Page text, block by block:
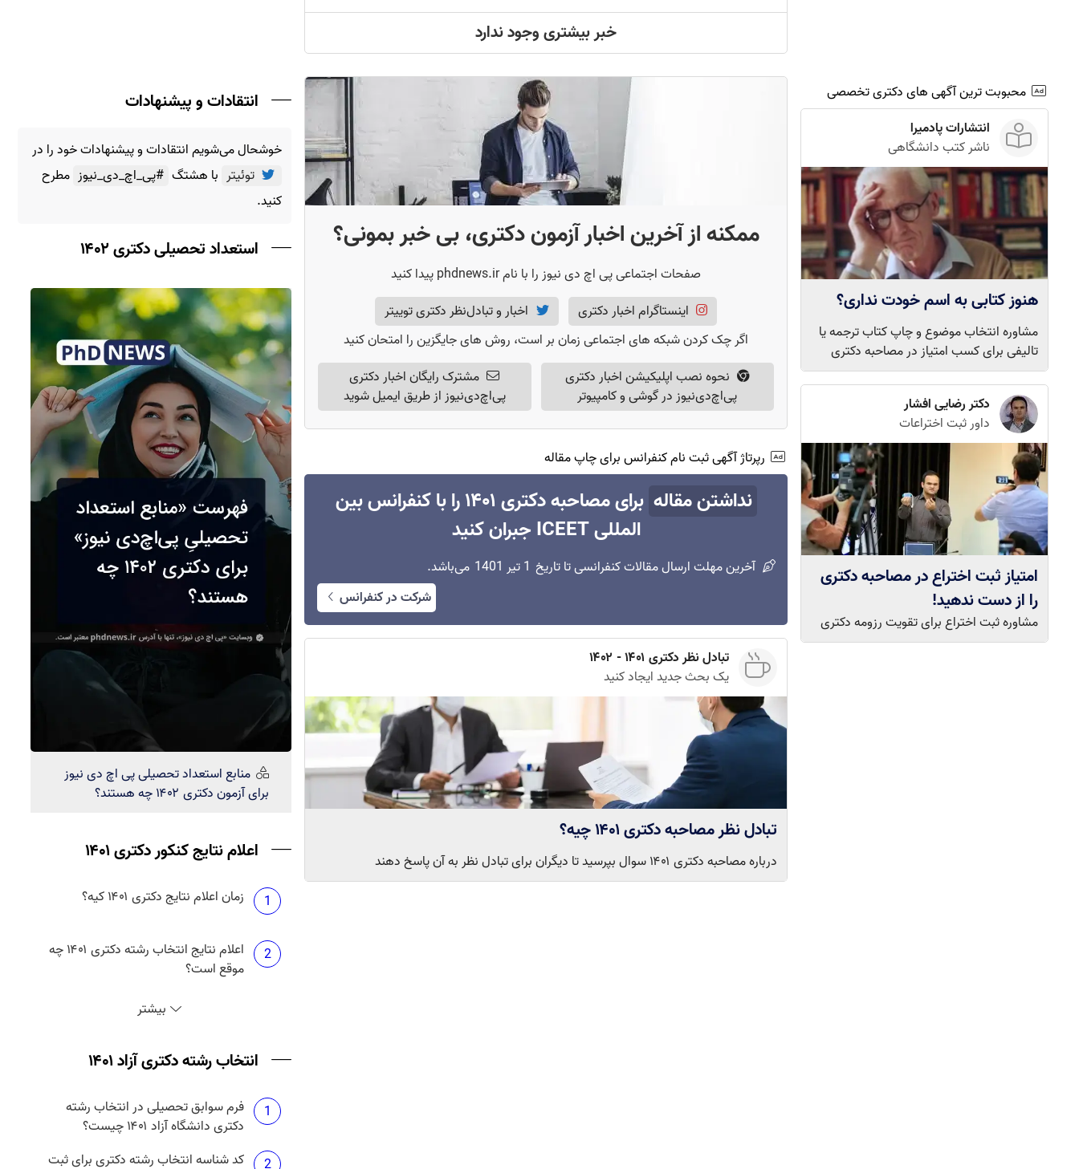
خبر بیشتری وجود ندارد
ممکنه از آخرین اخبار آزمون دکتری، بی خبر بمونی؟
صفحات اجتماعی پی اچ دی نیوز را با نام phdnews.ir پیدا کنید
اینستاگرام اخبار دکتری
اخبار و تبادل‌نظر دکتریتوییتر
اگر چک کردن شبکه های اجتماعی زمان بر است، روش های جایگزین را امتحان کنید
نحوه نصب اپلیکیشن اخبار دکتری
پی‌اچ‌دی‌نیوز در گوشی و کامپیوتر
مشترک رایگان اخبار دکتری
پی‌اچ‌دی‌نیوز از طریق ایمیل شوید
رپرتاژ آگهی ثبت نام کنفرانس برای چاپ مقاله
نداشتن مقاله
برای مصاحبه دکتری ۱۴۰۱ را با کنفرانس بین
المللی ICEET جبران کنید
آخرین مهلت ارسال مقالات کنفرانسی تا تاریخ 1 تیر 1401
می‌باشد.
شرکت در کنفرانس
تبادل نظر دکتری ۱۴۰۱ - ۱۴۰۲
یک بحث جدید ایجاد کنید
تبادل نظر مصاحبه دکتری ۱۴۰۱ چیه؟
درباره مصاحبه دکتری ۱۴۰۱ سوال بپرسید تا دیگران برای تبادل نظر به آن پاسخ دهند
انتقادات و پیشنهادات
خوشحال می‌شویم انتقادات و پیشنهادات خود را در
توئیتر با هشتگ #پی_اچ_دی_نیوز مطرح
کنید.
استعداد تحصیلی دکتری ۱۴۰۲
منابع استعداد تحصیلیپی اچ دی نیوز
برای آزمون دکتری ۱۴۰۲ چه هستند؟
اعلام نتایج کنکور دکتری ۱۴۰۱
1 زمان اعلام نتایج دکتری ۱۴۰۱ کیه؟
2
اعلام نتایج انتخاب رشته دکتری ۱۴۰۱ چه
موقع است؟
نتایج دکتری بدون آزمون دانشگاه آزاد
بیشتر
انتخاب رشته دکتری آزاد ۱۴۰۱
1
فرم سوابق تحصیلی در انتخاب رشته
دکتری دانشگاه آزاد ۱۴۰۱ چیست؟
کد شناسه انتخاب رشته دکتری برای ثبت
محبوبت ترین آگهی های دکتری تخصصی
انتشارات پادمیرا
ناشر کتب دانشگاهی
هنوز کتابی به اسم خودت نداری؟
مشاوره انتخاب موضوع و چاپ کتاب ترجمه یا
تالیفی برای کسب امتیاز در مصاحبه دکتری
دکتر رضایی افشار
داور ثبت اختراعات
امتیاز ثبت اختراع در مصاحبه دکتری
را از دست ندهید!
مشاوره ثبت اختراع برای تقویت رزومه دکتری